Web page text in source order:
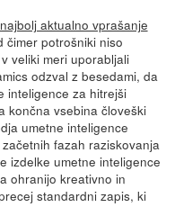
najbolj aktualno vprašanje
čimer potrošniki niso
veliki meri uporabljali
odzval z besedami, da
inteligence za hitrejši
končna vsebina človeški
umetne inteligence
fazah raziskovanja
izdelke umetne inteligence
ohranijo kreativno in
standardni zapis, ki